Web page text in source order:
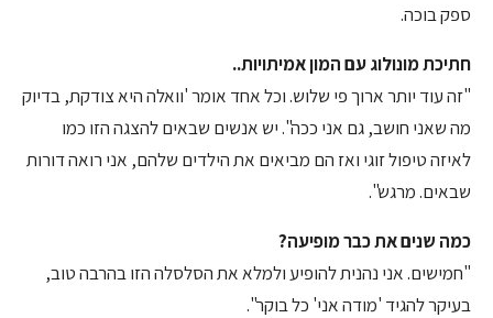
ספק בוכה.
חתיכת מונולוג עם המון אמיתויות..
"זה עוד יותר ארוך פי שלוש. וכל אחד אומר 'וואלה היא צודקת, בדיוק
מה שאני חושב, גם אני ככה". יש אנשים שבאים להצגה הזו כמו
לאיזה טיפול זוגי ואז הם מביאים את הילדים שלהם, אני רואה דורות
שבאים. מרגש".
כמה שנים את כבר מופיעה?
"חמישים. אני נהנית להופיע ולמלא את הסלסלה הזו בהרבה טוב,
בעיקר להגיד 'מודה אני' כל בוקר".